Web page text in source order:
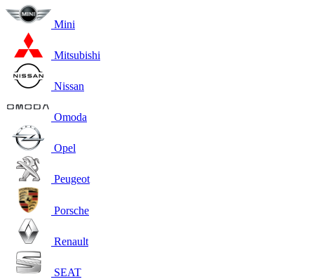
Mini
Mitsubishi
Nissan
Omoda
Opel
Peugeot
Porsche
Renault
SEAT